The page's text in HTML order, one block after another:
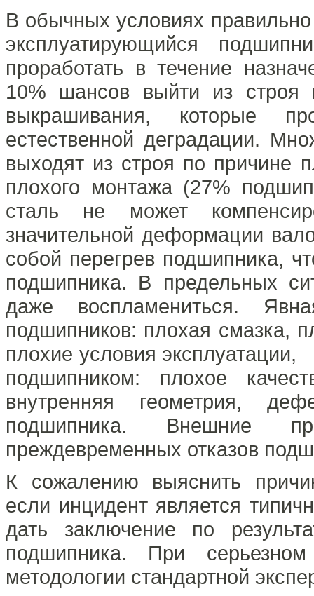
В обычных условиях
эксплуатирующийся
проработать в течение
10% шансов выйти из строя
выкрашивания, которые
естественной деградации.
выходят из строя по причине
плохого монтажа (27%
сталь не может
значительной деформации
собой перегрев подшипника,
подшипника. В предельных
даже воспламениться.
подшипников: плохая смазка,
плохие условия
подшипником: плохое
внутренняя геометрия,
подшипника. Внешние
преждевременных отказов
К сожалению выяснить
если инцидент является
дать заключение по
подшипника. При
методологии стандартной